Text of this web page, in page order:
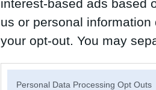
interest-based ads based
us or personal
your opt-out. You may
Personal Data Processing Opt Outs